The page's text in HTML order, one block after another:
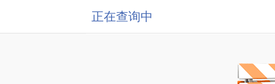
正在查询中